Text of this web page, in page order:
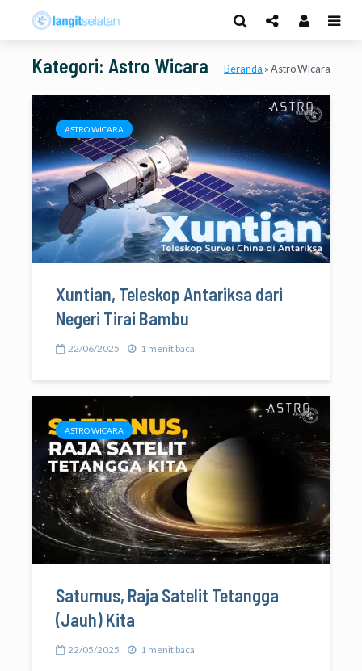
Kategori: Astro Wicara Beranda » Astro Wicara
ASTRO WICARA
Xuntian, Teleskop Antariksa dari
Negeri Tirai Bambu
22/06/2025 1 menit baca
ASTRO WICARA
Saturnus, Raja Satelit Tetangga
(Jauh) Kita
22/05/2025 1 menit baca